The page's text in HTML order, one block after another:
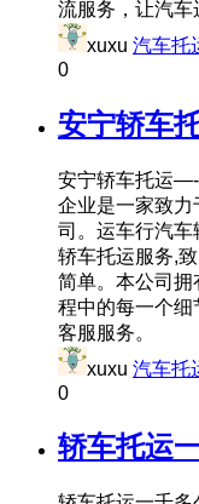
流服务，让汽车
xuxu 汽车托
0
安宁轿车
安宁轿车托运—-
企业是一家致力
司。运车行汽车
轿车托运服务,
简单。本公司拥
程中的每一个细
客服服务。
xuxu 汽车托
0
轿车托运